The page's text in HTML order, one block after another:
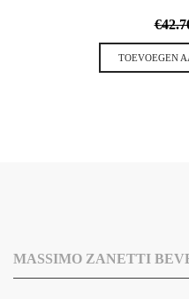
€
TOEVOEGEN
MASSIMO ZANETTI